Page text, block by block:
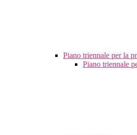
Piano triennale per la
Piano triennale